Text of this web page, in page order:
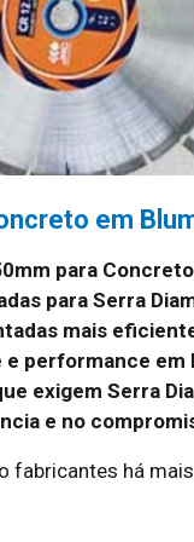
em
para
para Serra
mais
performance em
exigem Serra
e no
fabricantes há